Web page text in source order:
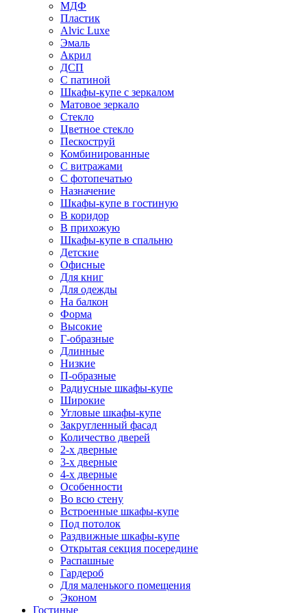
МДФ
Пластик
Alvic Luxe
Эмаль
Акрил
ДСП
С патиной
Шкафы-купе с зеркалом
Матовое зеркало
Стекло
Цветное стекло
Пескоструй
Комбинированные
С витражами
С фотопечатью
Назначение
Шкафы-купе в гостиную
В коридор
В прихожую
Шкафы-купе в спальню
Детские
Офисные
Для книг
Для одежды
На балкон
Форма
Высокие
Г-образные
Длинные
Низкие
П-образные
Радиусные шкафы-купе
Широкие
Угловые шкафы-купе
Закругленный фасад
Количество дверей
2-х дверные
3-х дверные
4-х дверные
Особенности
Во всю стену
Встроенные шкафы-купе
Под потолок
Раздвижные шкафы-купе
Открытая секция посередине
Распашные
Гардероб
Для маленького помещения
Эконом
Гостиные